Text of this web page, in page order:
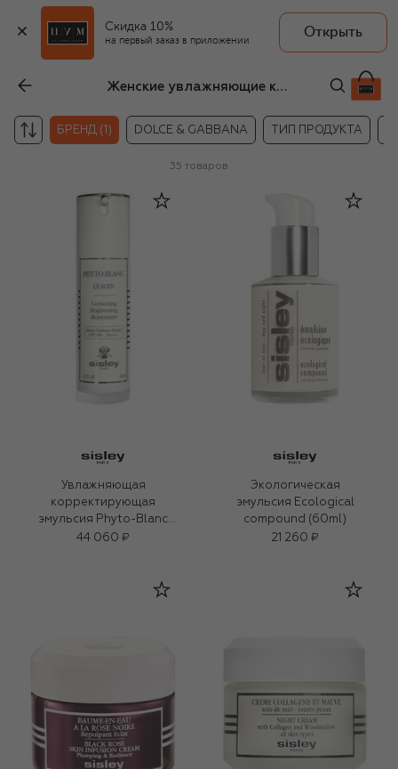
Скидка 10%
на первый заказ в приложении
Открыть
Женские увлажняющие кремы и гели для лица Sisley
БРЕНД (1) DOLCE & GABBANA ТИП ПРОДУКТА
35 товаров
Увлажняющая
корректирующая
эмульсия Phyto-Blanc
SPF 50+ PA+++ (40ml)
44 060 ₽
Экологическая
эмульсия Ecological
compound (60ml)
21 260 ₽